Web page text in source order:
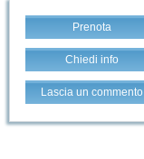
Prenota
Chiedi info
Lascia un commento